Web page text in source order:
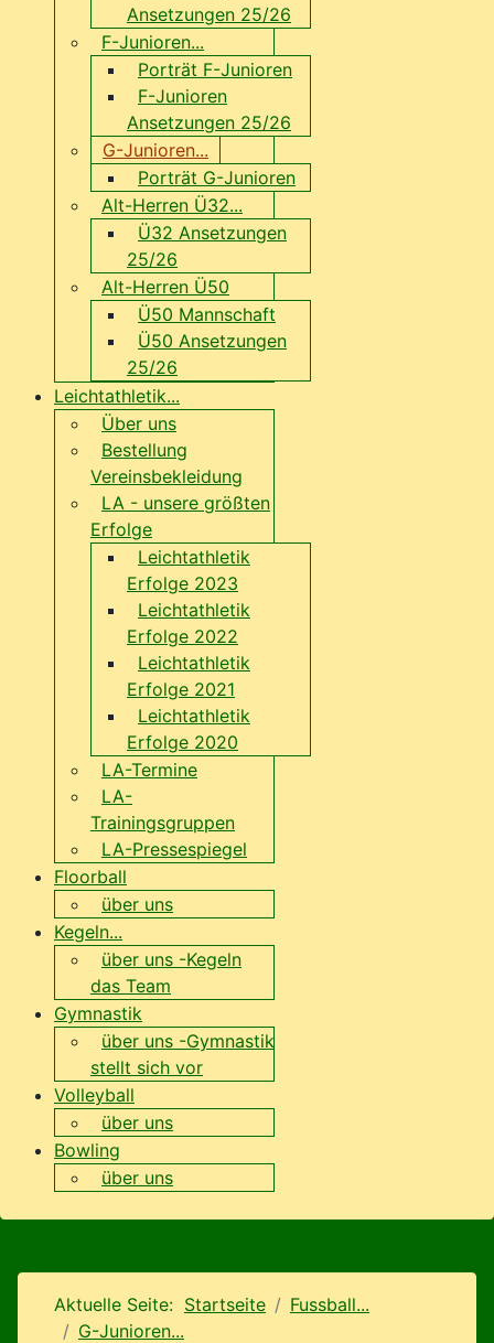
Ansetzungen 25/26
F-Junioren...
Porträt F-Junioren
F-Junioren
Ansetzungen 25/26
G-Junioren...
Porträt G-Junioren
Alt-Herren Ü32...
Ü32 Ansetzungen
25/26
Alt-Herren Ü50
Ü50 Mannschaft
Ü50 Ansetzungen
25/26
Leichtathletik...
Über uns
Bestellung
Vereinsbekleidung
LA - unsere größten
Erfolge
Leichtathletik
Erfolge 2023
Leichtathletik
Erfolge 2022
Leichtathletik
Erfolge 2021
Leichtathletik
Erfolge 2020
LA-Termine
LA-
Trainingsgruppen
LA-Pressespiegel
Floorball
über uns
Kegeln...
über uns -Kegeln
das Team
Gymnastik
über uns -Gymnastik
stellt sich vor
Volleyball
über uns
Bowling
über uns
Aktuelle Seite: Startseite
Fussball...
G-Junioren...